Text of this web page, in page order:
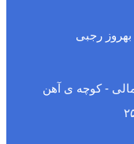
- کوچه ی آهن